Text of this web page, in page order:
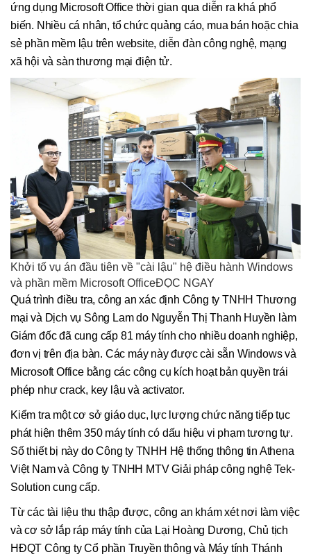
ứng dụng Microsoft Office thời gian qua diễn ra khá phổ
biến. Nhiều cá nhân, tổ chức quảng cáo, mua bán hoặc chia
sẻ phần mềm lậu trên website, diễn đàn công nghệ, mạng
xã hội và sàn thương mại điện tử.
Khởi tố vụ án đầu tiên về "cài lậu" hệ điều hành Windows
và phần mềm Microsoft OfficeĐỌC NGAY
Quá trình điều tra, công an xác định Công ty TNHH Thương
mại và Dịch vụ Sông Lam do Nguyễn Thị Thanh Huyền làm
Giám đốc đã cung cấp 81 máy tính cho nhiều doanh nghiệp,
đơn vị trên địa bàn. Các máy này được cài sẵn Windows và
Microsoft Office bằng các công cụ kích hoạt bản quyền trái
phép như crack, key lậu và activator.
Kiểm tra một cơ sở giáo dục, lực lượng chức năng tiếp tục
phát hiện thêm 350 máy tính có dấu hiệu vi phạm tương tự.
Số thiết bị này do Công ty TNHH Hệ thống thông tin Athena
Việt Nam và Công ty TNHH MTV Giải pháp công nghệ Tek-
Solution cung cấp.
Từ các tài liệu thu thập được, công an khám xét nơi làm việc
và cơ sở lắp ráp máy tính của Lại Hoàng Dương, Chủ tịch
HĐQT Công ty Cổ phần Truyền thông và Máy tính Thánh